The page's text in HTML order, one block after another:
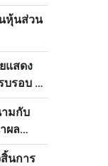
หุ้นส่วน
แสดง
รอบ 50
างการ
มกับ
ผล
สิ้นการ